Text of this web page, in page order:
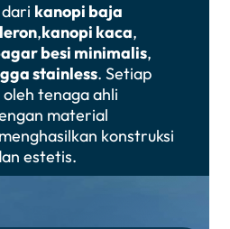
kanopi baja
,kanopi kaca,
besi minimalis,
stainless. Setiap
tenaga ahli
material
konstruksi
estetis.